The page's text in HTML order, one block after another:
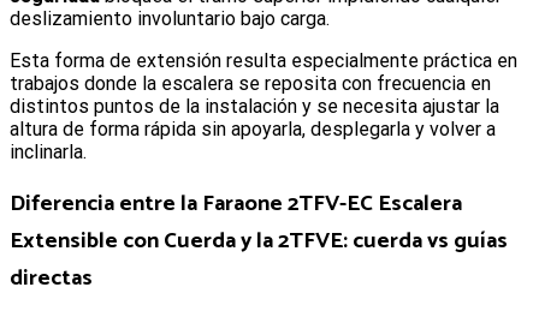
deslizamiento involuntario bajo carga.
Esta forma de extensión resulta especialmente práctica en
trabajos donde la escalera se reposita con frecuencia en
distintos puntos de la instalación y se necesita ajustar la
altura de forma rápida sin apoyarla, desplegarla y volver a
inclinarla.
Diferencia entre laFaraone 2TFV-EC Escalera
Extensible con Cuerday la 2TFVE: cuerda vs guías
directas